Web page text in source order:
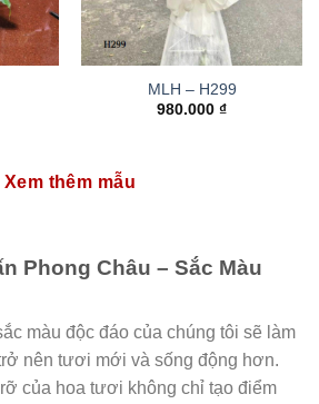
MLH – H299
980.000 ₫
Xem thêm mẫu
Phong Châu – Sắc Màu
màu độc đáo của chúng tôi sẽ làm
nên tươi mới và sống động hơn.
của hoa tươi không chỉ tạo điểm